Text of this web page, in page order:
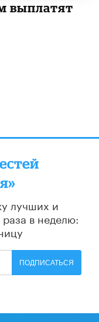
выплатят
лучших и
раза в неделю:
ПОДПИСАТЬСЯ